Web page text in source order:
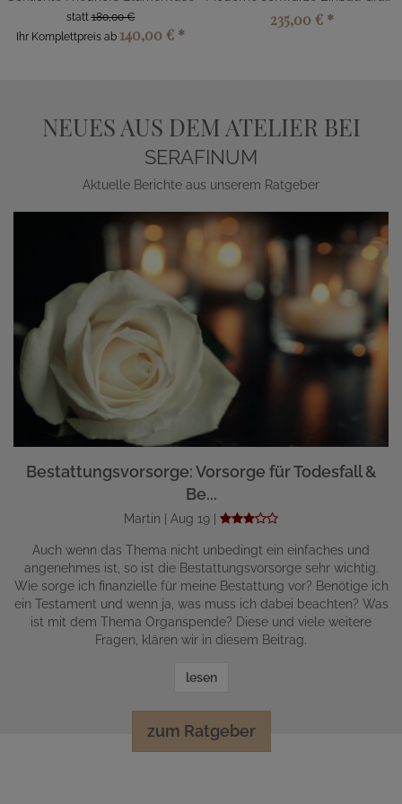
statt180,00 €
Ihr Komplettpreis ab 140,00 € *
235,00 € *
NEUES AUS DEM ATELIER BEI
SERAFINUM
Aktuelle Berichte aus unserem Ratgeber
Bestattungsvorsorge: Vorsorge für Todesfall &
Be...
Martin | Aug 19 |
Auch wenn das Thema nicht unbedingt ein einfaches und
angenehmes ist, so ist die Bestattungsvorsorge sehr wichtig.
Wie sorge ich finanzielle für meine Bestattung vor? Benötige ich
ein Testament und wenn ja, was muss ich dabei beachten? Was
ist mit dem Thema Organspende? Diese und viele weitere
Fragen, klären wir in diesem Beitrag.
lesen
zum Ratgeber